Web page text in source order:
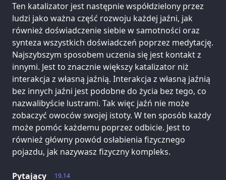
Ten katalizator jest następnie współdzielony przez
ludzi jako ważna część rozwoju każdej jaźni, jak
również doświadczenie siebie w samotności oraz
synteza wszystkich doświadczeń poprzez medytację.
Najszybszym sposobem uczenia się jest kontakt z
innymi. Jest to znacznie większy katalizator niż
interakcja z własną jaźnią. Interakcja z własną jaźnią
bez innych jaźni jest podobne do życia bez tego, co
nazwalibyście lustrami. Tak więc jaźń nie może
zobaczyć owoców swojej istoty. W ten sposób każdy
może pomóc każdemu poprzez odbicie. Jest to
również główny powód osłabienia fizycznego
pojazdu, jak nazywasz fizyczny kompleks.
19.14
Pytający